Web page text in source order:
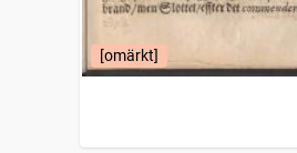
[omärkt]